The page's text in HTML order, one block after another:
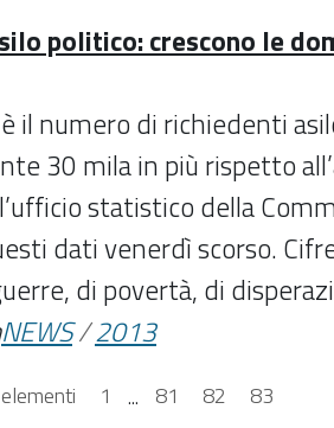
politico: crescono le
il numero di richiedenti
30 mila in più rispetto
statistico della
dati venerdì scorso.
di povertà, di
NEWS/2013
1 ... 81 82
83